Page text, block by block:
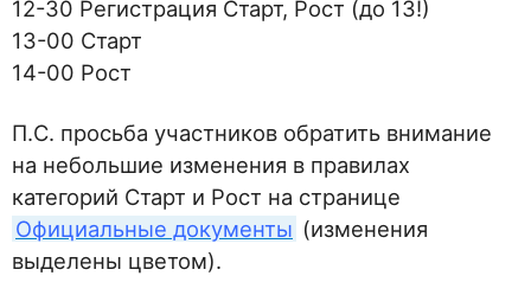
12-30 Регистрация Старт, Рост (до 13!)
13-00 Старт
14-00 Рост
П.С. просьба участников обратить внимание
на небольшие изменения в правилах
категорий Старт и Рост на странице
Официальные документы (изменения
выделены цветом).